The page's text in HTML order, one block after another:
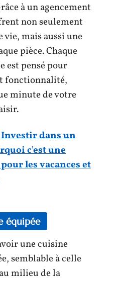
à un agencement
non seulement
vie, mais aussi une
pièce. Chaque
est pensé pour
fonctionnalité,
minute de votre
Investir dans un
c'est une
les vacances et
équipée
une cuisine
semblable à celle
milieu de la